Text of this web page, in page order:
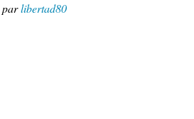
parlibertad80